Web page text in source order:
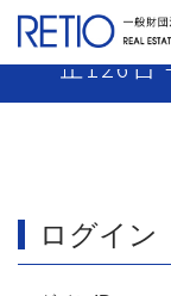
【13-32】
止126日
ログイン